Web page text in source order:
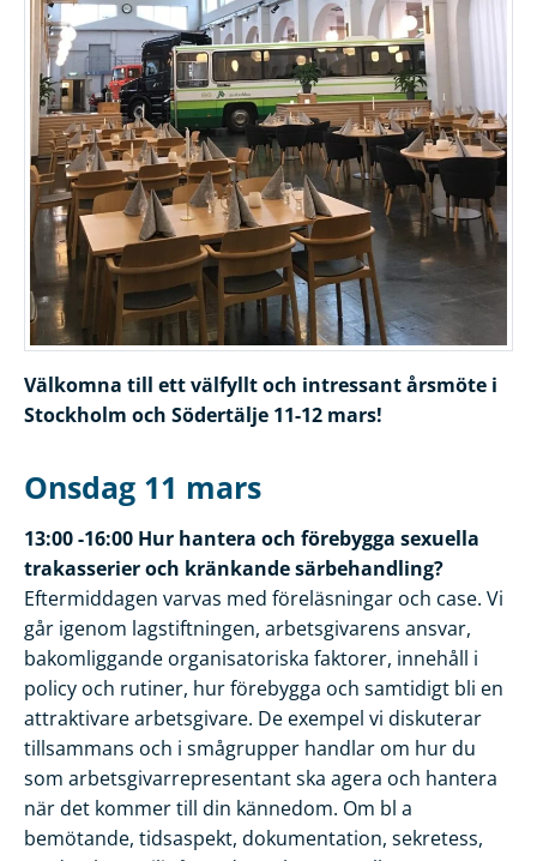
Välkomna till ett välfyllt och intressant årsmöte i
Stockholm och Södertälje 11-12 mars!
Onsdag 11 mars
13:00 -16:00 Hur hantera och förebygga sexuella
trakasserier och kränkande särbehandling?
Eftermiddagen varvas med föreläsningar och case. Vi
går igenom lagstiftningen, arbetsgivarens ansvar,
bakomliggande organisatoriska faktorer, innehåll i
policy och rutiner, hur förebygga och samtidigt bli en
attraktivare arbetsgivare. De exempel vi diskuterar
tillsammans och i smågrupper handlar om hur du
som arbetsgivarrepresentant ska agera och hantera
när det kommer till din kännedom. Om bl a
bemötande, tidsaspekt, dokumentation, sekretess,